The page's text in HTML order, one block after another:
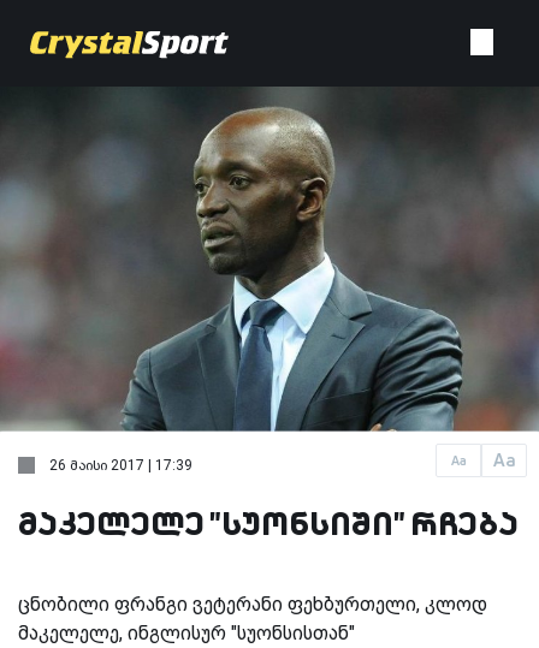
Aa Aa
26 მაისი 2017 | 17:39
მაკელელე "სუონსიში" რჩება
ცნობილი ფრანგი ვეტერანი ფეხბურთელი, კლოდ
მაკელელე, ინგლისურ "სუონსისთან"